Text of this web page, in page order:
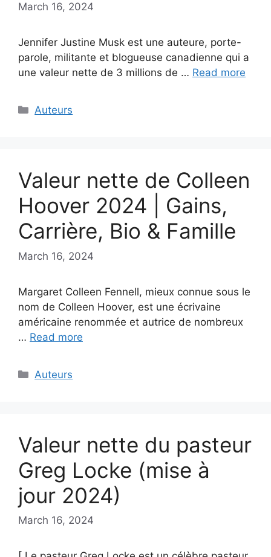
March 16, 2024
Jennifer Justine Musk est une auteure, porte-
parole, militante et blogueuse canadienne qui a
une valeur nette de 3 millions de … Read more
Categories
Auteurs
Valeur nette de Colleen
Hoover 2024 | Gains,
Carrière, Bio & Famille
March 16, 2024
Margaret Colleen Fennell, mieux connue sous le
nom de Colleen Hoover, est une écrivaine
américaine renommée et autrice de nombreux
… Read more
Categories
Auteurs
Valeur nette du pasteur
Greg Locke (mise à
jour 2024)
March 16, 2024